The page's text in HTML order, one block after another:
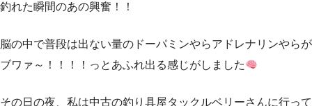
釣れた瞬間のあの興奮！！
脳の中で普段は出ない量のドーパミンやらアドレナリンやらが
ブワァ～！！！！っとあふれ出る感じがしました
その日の夜、私は中古の釣り具屋タックルベリーさんに行って